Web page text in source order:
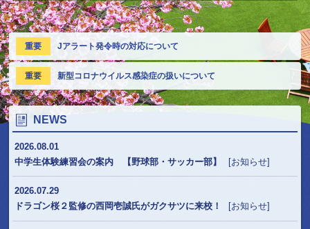
重要 Jアラート発令時の対応について
重要 新型コロナウイルス感染症の扱いについて
NEWS
2026.08.01
中学生体験練習会の案内 【野球部・サッカー部】
[お知らせ]
2026.07.29
ドラゴン桜２監修の西岡壱誠氏がガクサツに来校！
[お知らせ]